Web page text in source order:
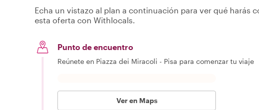
Echa un vistazo al plan a continuación para ver qué harás
esta oferta con Withlocals.
Punto de encuentro
Reúnete en Piazza dei Miracoli - Pisa para comenzar tu viaje
Ver en Maps